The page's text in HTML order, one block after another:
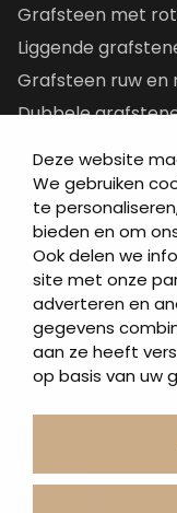
Deze website
We gebruiken
te
bieden en om
Ook delen we
site met onze
adverteren en
gegevens
aan ze heeft
op basis van uw
Grafsteen met
Liggende
Grafsteen ruw en
Dubbele
Letterplaten
Grafzerken kopen
Direct naar
Grafstenen
As artikelen
Informatie
Contact